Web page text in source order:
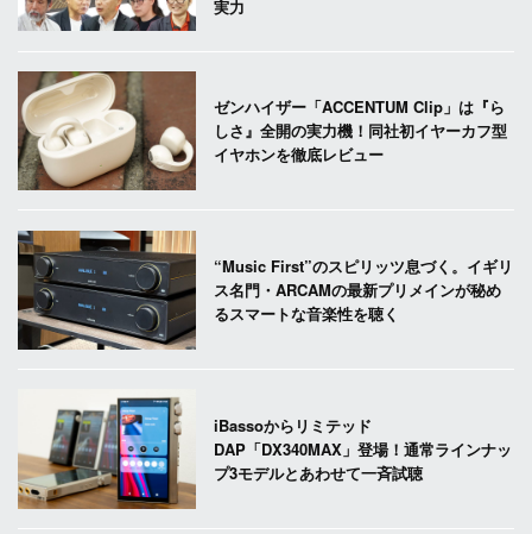
実力
ゼンハイザー「ACCENTUM Clip」は『ら
しさ』全開の実力機！同社初イヤーカフ型
イヤホンを徹底レビュー
“Music First”のスピリッツ息づく。イギリ
ス名門・ARCAMの最新プリメインが秘め
るスマートな音楽性を聴く
iBassoからリミテッド
DAP「DX340MAX」登場！通常ラインナッ
プ3モデルとあわせて一斉試聴